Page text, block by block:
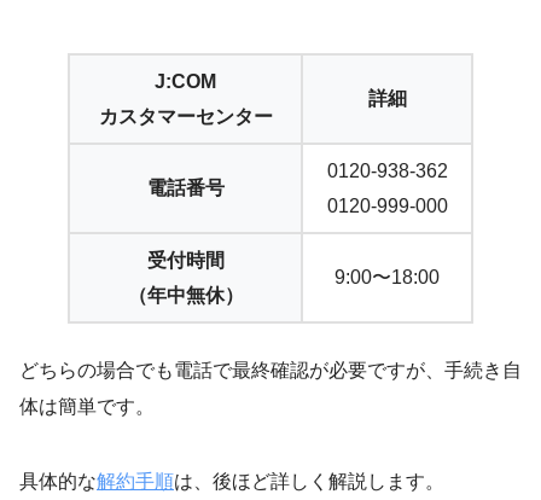
J:COM
カスタマーセンター
詳細
電話番号
0120-938-362
0120-999-000
受付時間
（年中無休）
9:00〜18:00
どちらの場合でも電話で最終確認が必要ですが、手続き自
体は簡単です。
具体的な解約手順は、後ほど詳しく解説します。